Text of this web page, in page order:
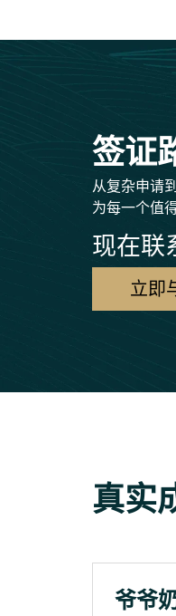
签证
从复杂申请
为每一个值
现在联
立即
真实
爷爷